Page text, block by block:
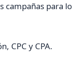
campañas para
CPC y CPA.